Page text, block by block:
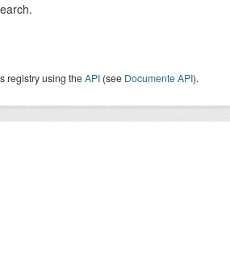
registry using theAPI (see Documente API).